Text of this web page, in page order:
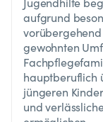
aufgrund
gewohnten
hauptberuflich
jüngeren
und